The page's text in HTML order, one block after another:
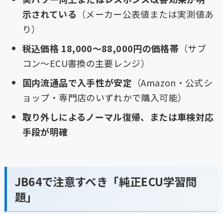
示されている （メーカー公表値または実測値あ
り）
税込価格 18,000〜88,000円の価格帯 （サブ
コン〜ECU書換の主要レンジ）
国内流通品で入手性が安定 （Amazon・公式シ
ョップ・専門店のいずれかで購入可能）
取り外しによるノーマル復帰、または車検対応
手段が明確
JB64で注意すべき「純正ECU学習問
題」